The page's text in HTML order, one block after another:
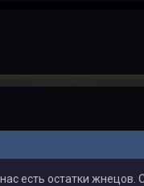
есть остатки